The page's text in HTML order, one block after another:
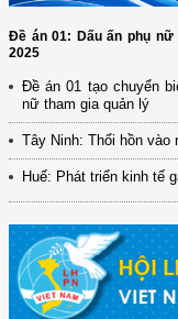
Đề án 01: Dấu ấn phụ
2025
Đề án 01 tạo chuyển
nữ tham gia quản lý
Tây Ninh: Thổi hồn vào
Huế: Phát triển kinh tế